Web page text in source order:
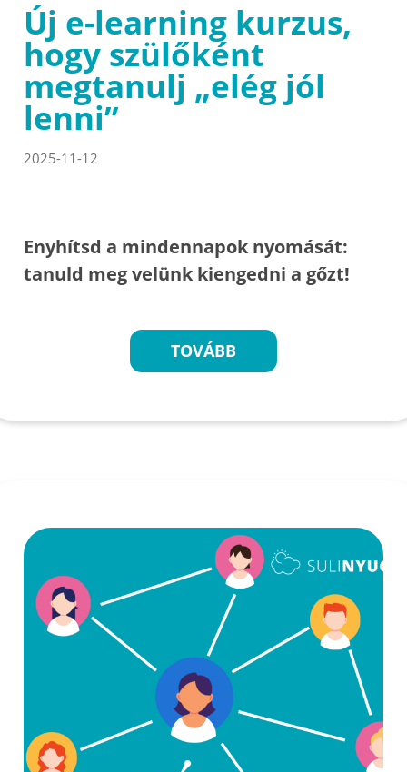
Új e-learning kurzus,
hogy szülőként
megtanulj „elég jól
lenni”
2025-11-12
Enyhítsd a mindennapok nyomását:
tanuld meg velünk kiengedni a gőzt!
TOVÁBB